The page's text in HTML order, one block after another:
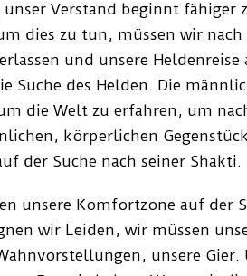
Verstand beginnt fähiger
dies zu tun, müssen wir
und unsere
Suche des Helden. Die
die Welt zu erfahren, um
körperlichen
der Suche nach seiner Shakti.
unsere Komfortzone auf der
wir Leiden, wir müssen
unsere